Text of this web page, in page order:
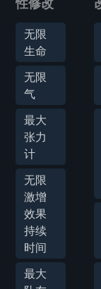
性修改
无限
生命
无限
气
最大
张力
计
无限
激增
效果
持续
时间
最大